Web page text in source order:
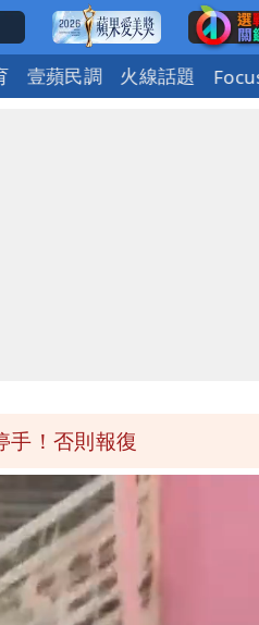
壹蘋民調 火線話題
手！否則報復
率飆85％ 這3天恐豪雨
失速」蒸發7兆
2輪女友現身 交往原因超